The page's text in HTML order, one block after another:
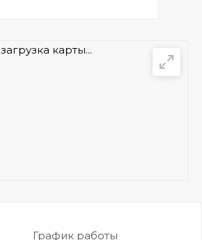
загрузка карты...
График работы